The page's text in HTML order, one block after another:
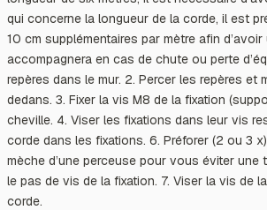
qui concerne la longueur de la corde, il est
10 cm supplémentaires par mètre afin
accompagnera en cas de chute ou perte
repères dans le mur. 2. Percer les repères et
dedans. 3. Fixer la vis M8 de la fixation
cheville. 4. Viser les fixations dans leur vis
corde dans les fixations. 6. Préforer (2 ou 3
mèche d’une perceuse pour vous éviter une
le pas de vis de la fixation. 7. Viser la vis de
corde.